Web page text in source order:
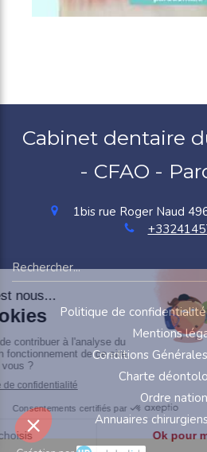
Cabinet dentaire
- CFAO -
1bis rue Roger Naud
Rechercher
Politique de
Mentions
Conditions
Charte
Ordre
Annuaires